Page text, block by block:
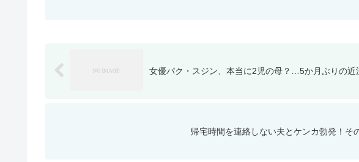
女優パク・スジン、本当に2児の母？…5か月ぶりの近
帰宅時間を連絡しない夫とケンカ勃発！そ